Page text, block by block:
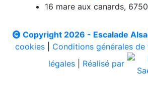
16 mare aux canards,
Copyright 2026 - Escalade
cookies| Conditions générales de
légales
Réalisé par